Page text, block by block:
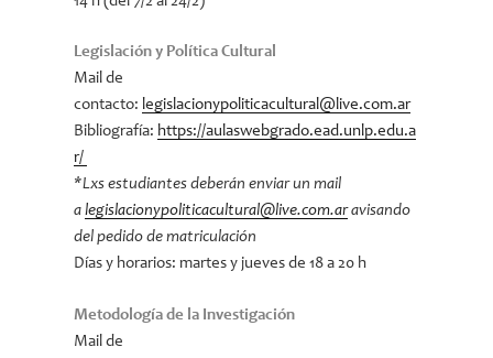
Legislación y Política Cultural
Mail de
contacto: legislacionypoliticacultural@live.com.ar
Bibliografía: https://aulaswebgrado.ead.unlp.edu.a
r/
*Lxs estudiantes deberán enviar un mail
alegislacionypoliticacultural@live.com.aravisando
del pedido de matriculación
Días y horarios: martes y jueves de 18 a 20 h
Metodología de la Investigación
Mail de